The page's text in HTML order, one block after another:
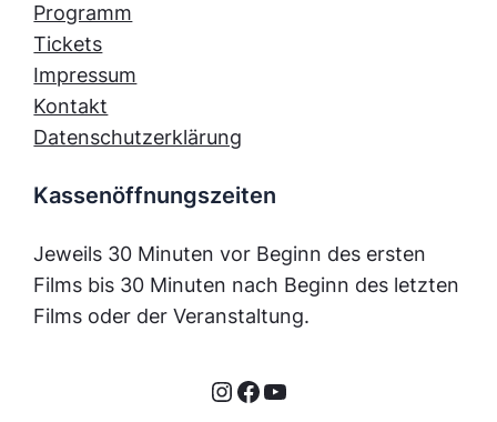
Programm
Tickets
Impressum
Kontakt
Datenschutzerklärung
Kassenöffnungszeiten
Jeweils 30 Minuten vor Beginn des ersten
Films bis 30 Minuten nach Beginn des letzten
Films oder der Veranstaltung.
Instagram Facebook YouTube